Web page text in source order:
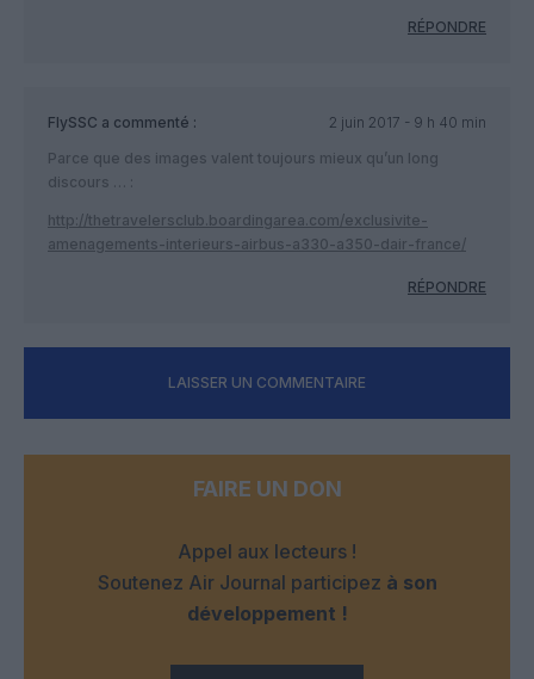
RÉPONDRE
FlySSC a commenté :
2 juin 2017 - 9 h 40 min
Parce que des images valent toujours mieux qu’un long
discours … :
http://thetravelersclub.boardingarea.com/exclusivite-
amenagements-interieurs-airbus-a330-a350-dair-france/
RÉPONDRE
LAISSER UN COMMENTAIRE
FAIRE UN DON
Appel aux lecteurs !
Soutenez Air Journal participez à son
développement !